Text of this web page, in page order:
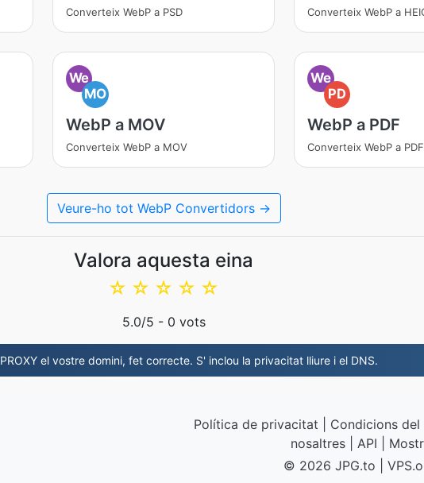
Converteix WebP a PSD Converteix WebP a
We
MO
WebP a MOV
Converteix WebP a MOV
We
PD
WebP a PDF
Converteix WebP a PDF
Veure-ho tot WebP Convertidors →
Valora aquesta eina
☆
☆
☆
☆
☆
5.0/5 - 0 vots
PROXY el vostre domini, fet correcte. S' inclou la privacitat lliure i el DNS.
Política de privacitat Condicions del
nosaltres| API
© 2026 JPG.to